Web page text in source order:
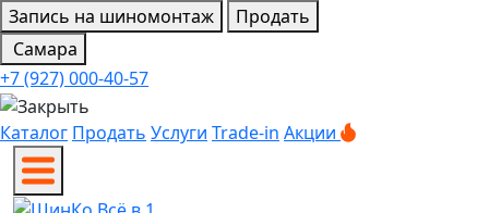
Запись на шиномонтаж
Продать
Самара
+7 (927) 000-40-57
Каталог Продать Услуги Trade-in Акции